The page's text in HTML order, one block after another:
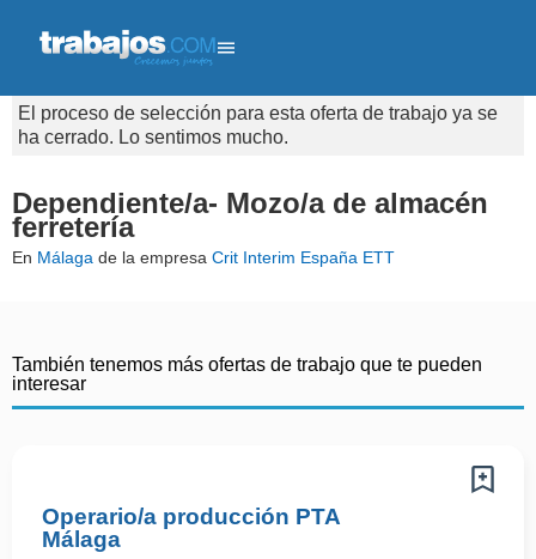
El proceso de selección para esta oferta de trabajo ya se
ha cerrado. Lo sentimos mucho.
Dependiente/a- Mozo/a de almacén
ferretería
En Málaga de la empresa Crit Interim España ETT
También tenemos más ofertas de trabajo que te pueden
interesar
Operario/a producción PTA
Málaga